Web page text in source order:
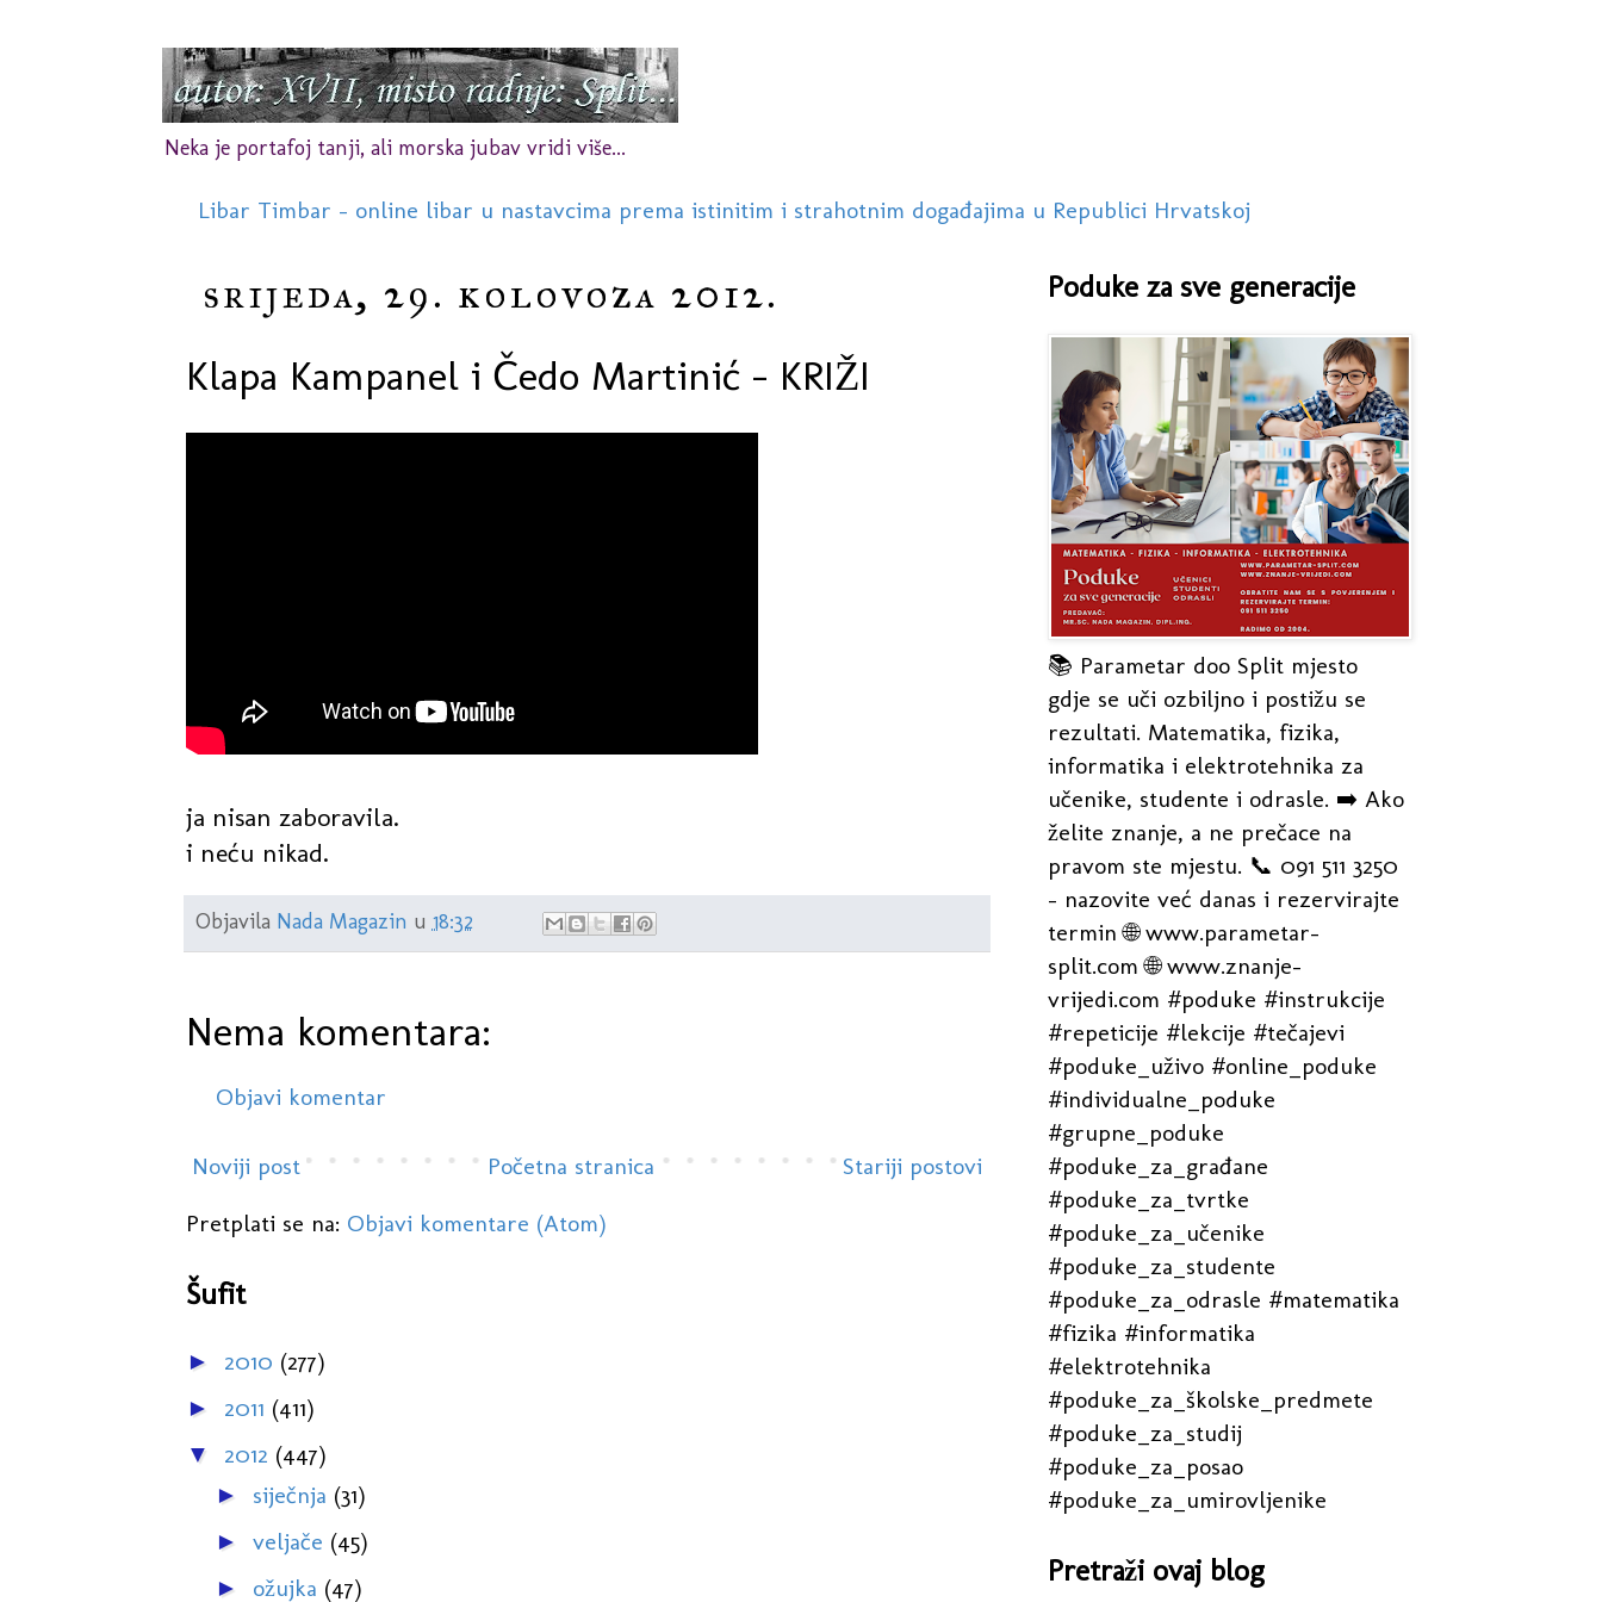
Neka je portafoj tanji, ali morska jubav vridi više...
Libar Timbar - online libar u nastavcima prema istinitim i strahotnim događajima u Republici Hrvatskoj
srijeda, 29. kolovoza 2012.
Klapa Kampanel i Čedo Martinić - KRIŽI
ja nisan zaboravila.
i neću nikad.
Objavila Nada Magazin u 18:32
Nema komentara:
Objavi komentar
Noviji post Stariji postovi
Početna stranica
Pretplati se na: Objavi komentare (Atom)
Šufit
► 2010 (277)
► 2011 (411)
▼ 2012 (447)
► siječnja (31)
► veljače (45)
► ožujka (47)
Poduke za sve generacije
📚 Parametar doo Split mjesto
gdje se uči ozbiljno i postižu se
rezultati. Matematika, fizika,
informatika i elektrotehnika za
učenike, studente i odrasle. ➡️ Ako
želite znanje, a ne prečace na
pravom ste mjestu. 📞 091 511 3250
- nazovite već danas i rezervirajte
termin 🌐 www.parametar-
split.com 🌐 www.znanje-
vrijedi.com #poduke #instrukcije
#repeticije #lekcije #tečajevi
#poduke_uživo #online_poduke
#individualne_poduke
#grupne_poduke
#poduke_za_građane
#poduke_za_tvrtke
#poduke_za_učenike
#poduke_za_studente
#poduke_za_odrasle #matematika
#fizika #informatika
#elektrotehnika
#poduke_za_školske_predmete
#poduke_za_studij
#poduke_za_posao
#poduke_za_umirovljenike
Pretraži ovaj blog